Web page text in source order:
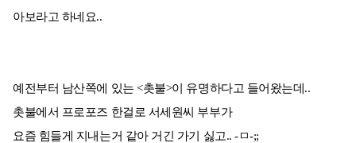
아보라고 하네요..
예전부터 남산쪽에 있는 <촛불>이 유명하다고 들어왔는데..
촛불에서 프로포즈 한걸로 서세원씨 부부가
요즘 힘들게 지내는거 같아 거긴 가기 싫고.. -ㅁ-;;